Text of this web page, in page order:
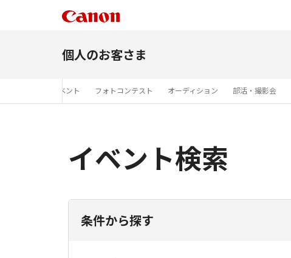
個人のお客さま
商品展示イベント フォトコンテスト オーディション 部活・撮影会
イベント検索
条件から探す